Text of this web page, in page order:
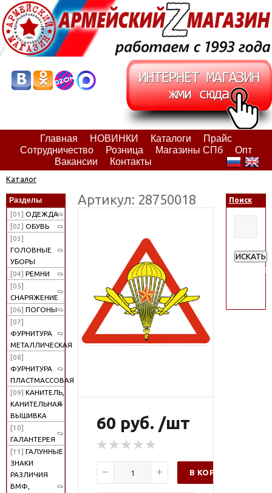
Главная НОВИНКИ Каталоги
Прайс
Сотрудничество
Розница Магазины СПб
Опт
Вакансии
Контакты
Каталог
Разделы
[01] ОДЕЖДА
[02] ОБУВЬ
[03]
ГОЛОВНЫЕ
УБОРЫ
[04] РЕМНИ
[05]
СНАРЯЖЕНИЕ
[06] ПОГОНЫ
[07]
ФУРНИТУРА
МЕТАЛЛИЧЕСКАЯ
[08]
ФУРНИТУРА
ПЛАСТМАССОВАЯ
[09] КАНИТЕЛЬ,
КАНИТЕЛЬНАЯ
ВЫШИВКА
[10]
ГАЛАНТЕРЕЯ
[11] ГАЛУННЫЕ
ЗНАКИ
РАЗЛИЧИЯ
ВМФ,
Артикул: 28750018
60 руб. /шт
В КОРЗИНУ
Поиск
ИСКАТЬ